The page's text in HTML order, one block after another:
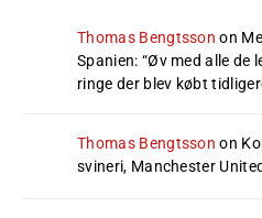
Thomas Bengtsson on
Spanien: “Øv med alle de
ringe der blev købt
Thomas Bengtsson on
svineri, Manchester